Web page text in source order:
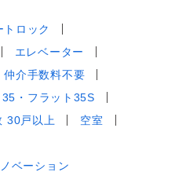
トロック
エレベーター
仲介手数料不要
35・フラット35S
30戸以上
空室
ベーション